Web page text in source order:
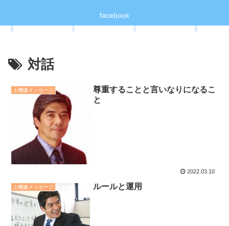
facebook
対話
上機嫌メッセージ
尊重することと言いなりになるこ
と
2022.03.10
上機嫌メッセージ ルールと運用